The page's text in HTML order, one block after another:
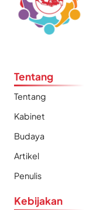
Tentang
Tentang
Kabinet
Budaya
Artikel
Penulis
Kebijakan